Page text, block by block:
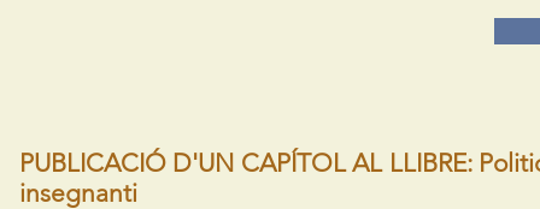
PUBLICACIÓ D'UN CAPÍTOL AL LLIBRE:
insegnanti